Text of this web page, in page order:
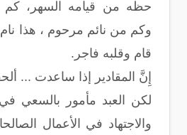
حظه من قيامه السهر، كم
وكم من نائم مرحوم ، هذا
قام وقلبه فاجر.
إِنَّ المقادير إذا ساعدت ...
لكن العبد مأمور بالسعي
والاجتهاد في الأعمال